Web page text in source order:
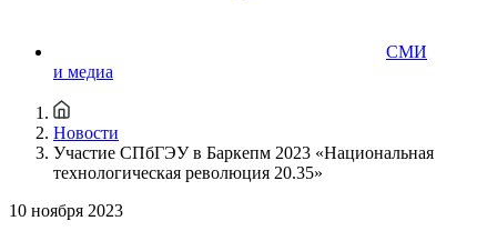
СМИ
и медиа
Новости
Участие СПбГЭУ в Баркепм 2023 «Национальная
технологическая революция 20.35»
10 ноября 2023